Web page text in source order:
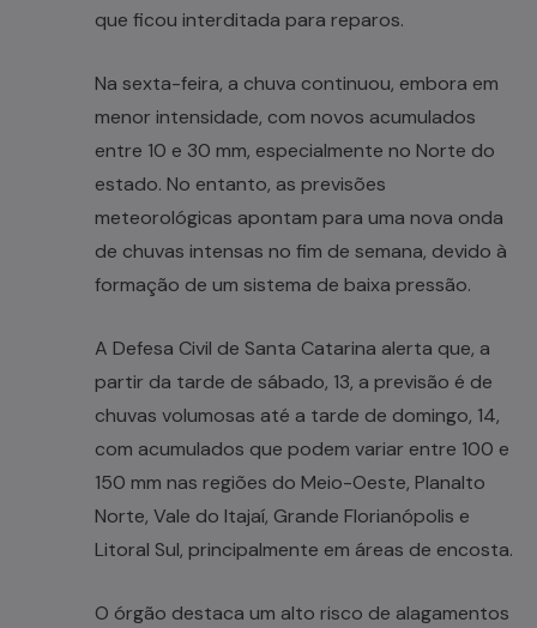
que ficou interditada para reparos.
Na sexta-feira, a chuva continuou, embora em
menor intensidade, com novos acumulados
entre 10 e 30 mm, especialmente no Norte do
estado. No entanto, as previsões
meteorológicas apontam para uma nova onda
de chuvas intensas no fim de semana, devido à
formação de um sistema de baixa pressão.
A Defesa Civil de Santa Catarina alerta que, a
partir da tarde de sábado, 13, a previsão é de
chuvas volumosas até a tarde de domingo, 14,
com acumulados que podem variar entre 100 e
150 mm nas regiões do Meio-Oeste, Planalto
Norte, Vale do Itajaí, Grande Florianópolis e
Litoral Sul, principalmente em áreas de encosta.
O órgão destaca um alto risco de alagamentos